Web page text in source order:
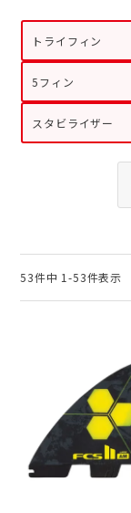
トライフィン
5フィン
スタビライザー
53件中 1-53件表示